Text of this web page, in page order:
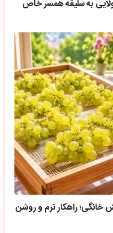
به سلیقه همسر خاص
راهکار نرم و روشن